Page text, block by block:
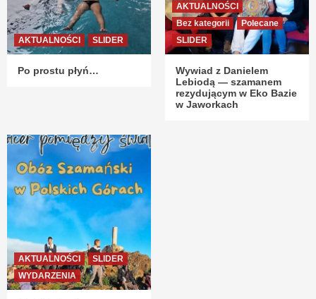
AKTUALNOŚCI SLIDER
Po prostu płyń…
AKTUALNOŚCI
Bez kategorii
Polecane
SLIDER
Wywiad z Danielem
Lebiodą — szamanem
rezydującym w Eko Bazie
w Jaworkach
AKTUALNOŚCI
SLIDER
WYDARZENIA